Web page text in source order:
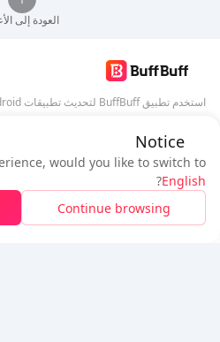
تفاصيل السعر
$1.03
سجل دخولللحصول على50 نقطة (0.50 دولار)
Notice
would you like to switch to
English
?
Continue browsing
العودة إلى
استخدم تطبيق BuffBuff لتحديث تطبيقات Android تلقائيًا
تابعنا
5% OFF
5% OFF